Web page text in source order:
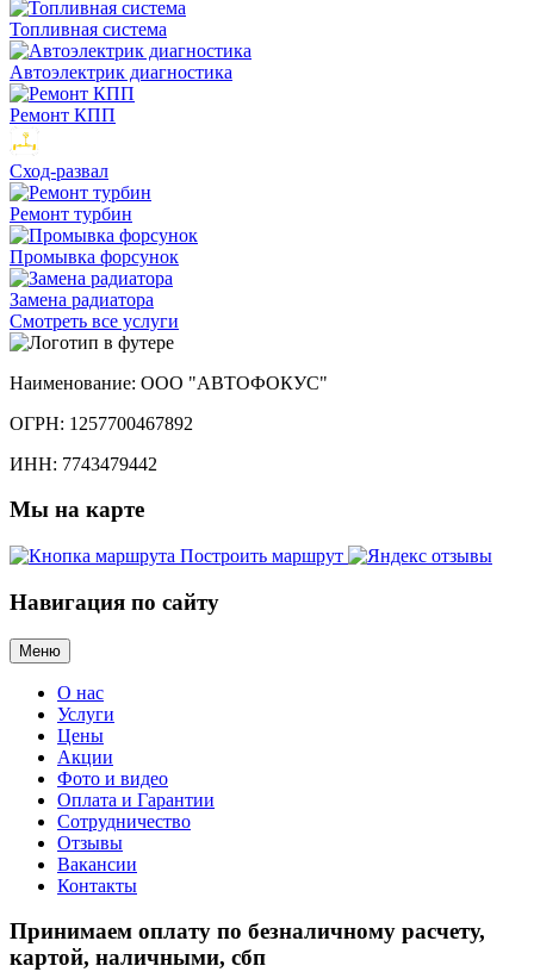
Топливная система
Автоэлектрик диагностика
Ремонт КПП
Сход-развал
Ремонт турбин
Промывка форсунок
Замена радиатора
Смотреть все услуги
Наименование: ООО "АВТОФОКУС"
ОГРН: 1257700467892
ИНН: 7743479442
Мы на карте
Построить маршрут
Навигация по сайту
Меню
О нас
Услуги
Цены
Акции
Фото и видео
Оплата и Гарантии
Сотрудничество
Отзывы
Вакансии
Контакты
Принимаем оплату по безналичному расчету,
картой, наличными, сбп